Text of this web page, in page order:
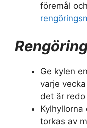
föremål
Ge kylen
varje
det är
torkas av